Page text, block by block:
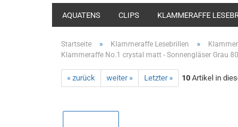
AQUATENS CLIPS KLAMMERAFFE
Startseite » Klammeraffe Lesebrillen »
Klammeraffe No.1 crystal matt - Sonnengläser Grau
« zurück weiter » Letzter » 10 Artikel in